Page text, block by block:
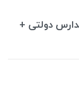
دولتی +